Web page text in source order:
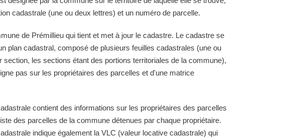
cadastrale (une ou deux lettres) et un numéro de parcelle.
de Prémillieu qui tient et met à jour le cadastre. Le cadastre se
plan cadastral, composé de plusieurs feuilles cadastrales (une ou
section, les sections étant des portions territoriales de la commune),
pas sur les propriétaires des parcelles et d'une matrice
contient des informations sur les propriétaires des parcelles
des parcelles de la commune détenues par chaque propriétaire.
indique également la VLC (valeur locative cadastrale) qui